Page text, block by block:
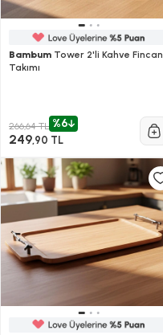
Bambum Tower 2'li Kahve Fincan
Takımı
266,64 TL %6
249,90 TL